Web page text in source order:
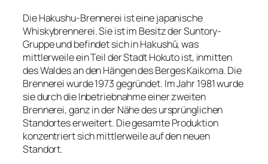
Die Hakushu-Brennerei ist eine japanische
Whiskybrennerei. Sie ist im Besitz der Suntory-
Gruppe und befindet sich in Hakushū, was
mittlerweile ein Teil der Stadt Hokuto ist, inmitten
des Waldes an den Hängen des Berges Kaikoma. Die
Brennerei wurde 1973 gegründet. Im Jahr 1981 wurde
sie durch die Inbetriebnahme einer zweiten
Brennerei, ganz in der Nähe des ursprünglichen
Standortes erweitert. Die gesamte Produktion
konzentriert sich mittlerweile auf den neuen
Standort.